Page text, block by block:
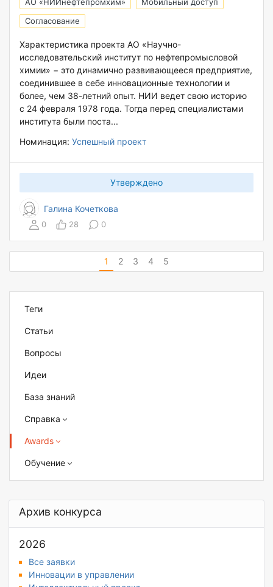
Согласование
Характеристика проекта АО «Научно-
исследовательский институт по нефтепромысловой
химии» − это динамично развивающееся предприятие,
соединившее в себе инновационные технологии и
более, чем 38-летний опыт. НИИ ведет свою историю
с 24 февраля 1978 года. Тогда перед специалистами
института были поста...
Номинация: Успешный проект
Галина Кочеткова
Утверждено
0 28 0
1 2 3 4 5
Теги
Статьи
Вопросы
Идеи
База знаний
Справка
Awards
Обучение
Архив конкурса
2026
Все заявки
Инновации в управлении